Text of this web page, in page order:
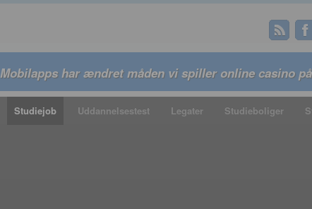
Mobilapps har ændret måden vi spiller online casino på
Studiejob Uddannelsestest Legater Studieboliger